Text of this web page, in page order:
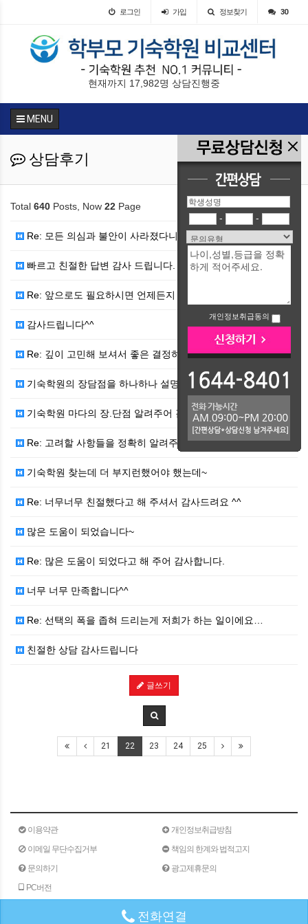
- -
개인정보취급동의
로그인 가입 정보찾기 30
현재까지 17,982명 상담진행중
MENU
상담후기
Total 640 Posts, Now 22 Page
Re: 모든 의심과 불안이 사라졌다니 좋으네요 ^^
빠르고 친절한 답변 감사 드립니다.
Re: 앞으로도 필요하시면 언제든지 연락주세요^^
감사드립니다^^
Re: 깊이 고민해 보셔서 좋은 결정하시길 바랍니다.
기숙학원의 장담점을 하나하나 설명해주셔서 너무 감사드립…
기숙학원 마다의 장.단점 알려주어 감사드립니다.
Re: 고려할 사항들을 정확히 알려주는게 저희들이 하는…
기숙학원 찾는데 더 부지런했어야 했는데~
Re: 너무너무 친절했다고 해 주셔서 감사드려요 ^^
많은 도움이 되었습니다~
Re: 많은 도움이 되었다고 해 주어 감사합니다.
너무 너무 만족합니다^^
Re: 선택의 폭을 좁혀 드리는게 저희가 하는 일이에요…
친절한 상담 감사드립니다
글쓰기
21 22 23 24 25
이용약관
개인정보취급방침
이메일 무단수집거부
책임의 한계와 법적고지
문의하기
광고제휴문의
PC버전
전화연결